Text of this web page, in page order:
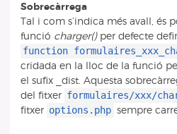
Sobrecàrrega
Tal i com s’indica més avall, és
funció charger()per defecte
function
cridada en la lloc de la funció
el sufix _dist. Aquesta
del fitxer formulaires/xxx/
fitxer options.php sempre